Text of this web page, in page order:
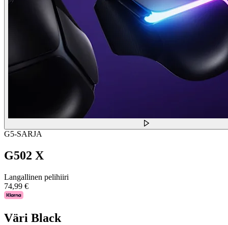
G5-SARJA
G502 X
Langallinen pelihiiri
74,99 €
Väri Black